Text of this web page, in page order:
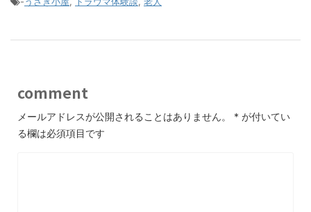
comment
メールアドレスが公開されることはありません。 * が付いてい
る欄は必須項目です